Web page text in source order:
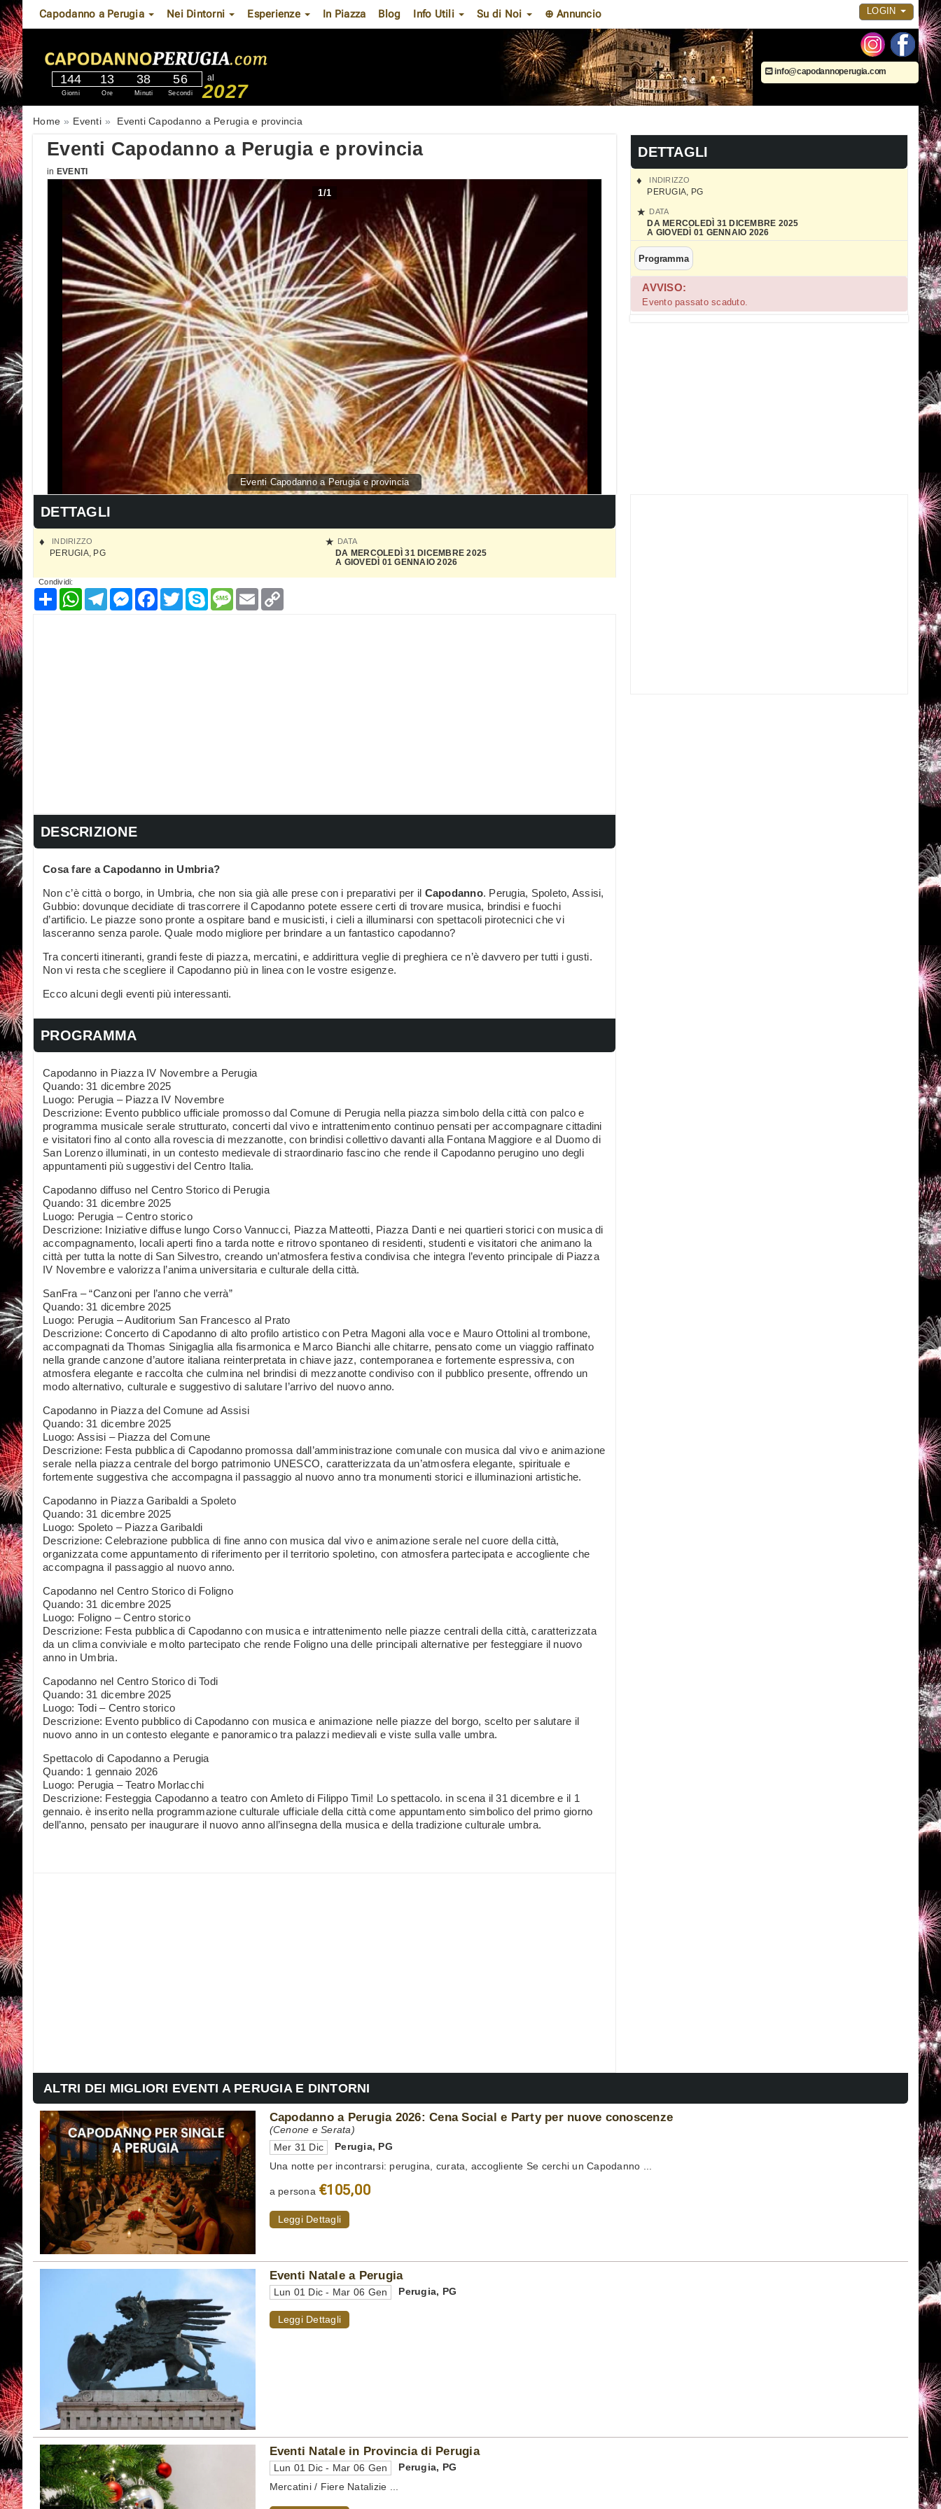
Capodanno a Perugia Nei Dintorni Esperienze In Piazza Blog Info Utili Su di Noi ⊕ Annuncio LOGIN
144
Giorni
13
Ore
38
Minuti
55
Secondi
al
2027
info@capodannoperugia.com
Home Eventi Eventi Capodanno a Perugia e provincia
Eventi Capodanno a Perugia e provincia
in EVENTI
1/1
Eventi Capodanno a Perugia e provincia
DETTAGLI
INDIRIZZO
PERUGIA, PG
DATA
DA MERCOLEDÌ 31 DICEMBRE 2025
A GIOVEDÌ 01 GENNAIO 2026
Programma
AVVISO:
Evento passato scaduto.
DETTAGLI
INDIRIZZO
PERUGIA, PG
DATA
DA MERCOLEDÌ 31 DICEMBRE 2025
A GIOVEDÌ 01 GENNAIO 2026
Condividi:
CondividiWhatsAppTelegramMessenger
Facebook
TwitterSkypeMessage
Email
DESCRIZIONE
Cosa fare a Capodanno in Umbria?
Non c’è città o borgo, in Umbria, che non sia già alle prese con i preparativi per il Capodanno. Perugia, Spoleto, Assisi,
Gubbio: dovunque decidiate di trascorrere il Capodanno potete essere certi di trovare musica, brindisi e fuochi
d’artificio. Le piazze sono pronte a ospitare band e musicisti, i cieli a illuminarsi con spettacoli pirotecnici che vi
lasceranno senza parole. Quale modo migliore per brindare a un fantastico capodanno?
Tra concerti itineranti, grandi feste di piazza, mercatini, e addirittura veglie di preghiera ce n’è davvero per tutti i gusti.
Non vi resta che scegliere il Capodanno più in linea con le vostre esigenze.
Ecco alcuni degli eventi più interessanti.
PROGRAMMA
Capodanno in Piazza IV Novembre a Perugia
Quando: 31 dicembre 2025
Luogo: Perugia – Piazza IV Novembre
Descrizione: Evento pubblico ufficiale promosso dal Comune di Perugia nella piazza simbolo della città con palco e
programma musicale serale strutturato, concerti dal vivo e intrattenimento continuo pensati per accompagnare cittadini
e visitatori fino al conto alla rovescia di mezzanotte, con brindisi collettivo davanti alla Fontana Maggiore e al Duomo di
San Lorenzo illuminati, in un contesto medievale di straordinario fascino che rende il Capodanno perugino uno degli
appuntamenti più suggestivi del Centro Italia.
Capodanno diffuso nel Centro Storico di Perugia
Quando: 31 dicembre 2025
Luogo: Perugia – Centro storico
Descrizione: Iniziative diffuse lungo Corso Vannucci, Piazza Matteotti, Piazza Danti e nei quartieri storici con musica di
accompagnamento, locali aperti fino a tarda notte e ritrovo spontaneo di residenti, studenti e visitatori che animano la
città per tutta la notte di San Silvestro, creando un’atmosfera festiva condivisa che integra l’evento principale di Piazza
IV Novembre e valorizza l’anima universitaria e culturale della città.
SanFra – “Canzoni per l’anno che verrà”
Quando: 31 dicembre 2025
Luogo: Perugia – Auditorium San Francesco al Prato
Descrizione: Concerto di Capodanno di alto profilo artistico con Petra Magoni alla voce e Mauro Ottolini al trombone,
accompagnati da Thomas Sinigaglia alla fisarmonica e Marco Bianchi alle chitarre, pensato come un viaggio raffinato
nella grande canzone d’autore italiana reinterpretata in chiave jazz, contemporanea e fortemente espressiva, con
atmosfera elegante e raccolta che culmina nel brindisi di mezzanotte condiviso con il pubblico presente, offrendo un
modo alternativo, culturale e suggestivo di salutare l’arrivo del nuovo anno.
Capodanno in Piazza del Comune ad Assisi
Quando: 31 dicembre 2025
Luogo: Assisi – Piazza del Comune
Descrizione: Festa pubblica di Capodanno promossa dall’amministrazione comunale con musica dal vivo e animazione
serale nella piazza centrale del borgo patrimonio UNESCO, caratterizzata da un’atmosfera elegante, spirituale e
fortemente suggestiva che accompagna il passaggio al nuovo anno tra monumenti storici e illuminazioni artistiche.
Capodanno in Piazza Garibaldi a Spoleto
Quando: 31 dicembre 2025
Luogo: Spoleto – Piazza Garibaldi
Descrizione: Celebrazione pubblica di fine anno con musica dal vivo e animazione serale nel cuore della città,
organizzata come appuntamento di riferimento per il territorio spoletino, con atmosfera partecipata e accogliente che
accompagna il passaggio al nuovo anno.
Capodanno nel Centro Storico di Foligno
Quando: 31 dicembre 2025
Luogo: Foligno – Centro storico
Descrizione: Festa pubblica di Capodanno con musica e intrattenimento nelle piazze centrali della città, caratterizzata
da un clima conviviale e molto partecipato che rende Foligno una delle principali alternative per festeggiare il nuovo
anno in Umbria.
Capodanno nel Centro Storico di Todi
Quando: 31 dicembre 2025
Luogo: Todi – Centro storico
Descrizione: Evento pubblico di Capodanno con musica e animazione nelle piazze del borgo, scelto per salutare il
nuovo anno in un contesto elegante e panoramico tra palazzi medievali e viste sulla valle umbra.
Spettacolo di Capodanno a Perugia
Quando: 1 gennaio 2026
Luogo: Perugia – Teatro Morlacchi
Descrizione: Festeggia Capodanno a teatro con Amleto di Filippo Timi! Lo spettacolo. in scena il 31 dicembre e il 1
gennaio. è inserito nella programmazione culturale ufficiale della città come appuntamento simbolico del primo giorno
dell’anno, pensato per inaugurare il nuovo anno all’insegna della musica e della tradizione culturale umbra.
ALTRI DEI MIGLIORI EVENTI A PERUGIA E DINTORNI
Capodanno a Perugia 2026: Cena Social e Party per nuove conoscenze
(Cenone e Serata)
Mer 31 Dic
Perugia, PG
Una notte per incontrarsi: perugina, curata, accogliente Se cerchi un Capodanno ...
a persona €105,00
Leggi Dettagli
Eventi Natale a Perugia
Lun 01 Dic - Mar 06 Gen Perugia, PG
Leggi Dettagli
Eventi Natale in Provincia di Perugia
Lun 01 Dic - Mar 06 Gen Perugia, PG
Mercatini / Fiere Natalizie ...